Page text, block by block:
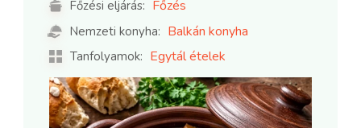
Főzési eljárás: Főzés
Nemzeti konyha: Balkán konyha
Tanfolyamok: Egytál ételek